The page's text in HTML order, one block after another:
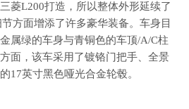
菱L200打造，所以整体外形延续了
方面增添了许多豪华装备。车身目
属绿的车身与青铜色的车顶/A/C柱
面，该车采用了镀铬门把手、全景
17英寸黑色哑光合金轮毂。